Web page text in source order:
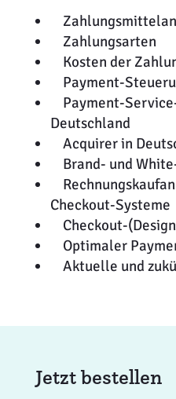
Zahlungsarten
Kosten der
Payment-
Payment-
Deutschland
Acquirer in
Brand- und
Checkout-Systeme
Checkout-
Optimaler
Aktuelle und
Jetzt bestellen